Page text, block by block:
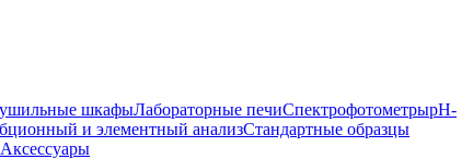
шкафыЛабораторные печиСпектрофотометрыpH-
и элементный анализСтандартные образцы
Аксессуары